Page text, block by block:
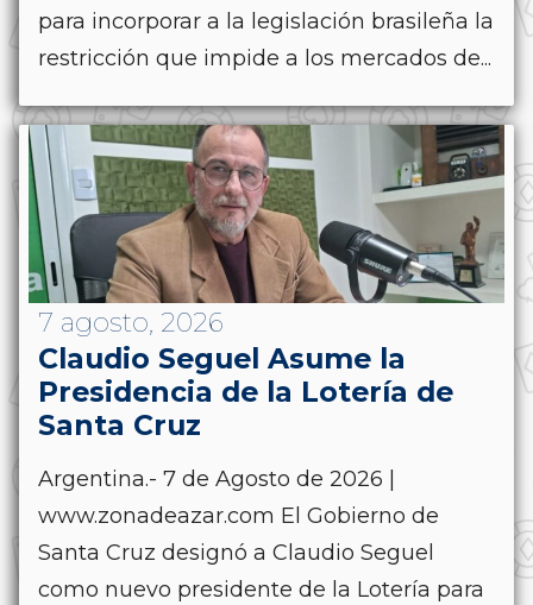
para incorporar a la legislación brasileña la
restricción que impide a los mercados de...
7 agosto, 2026
Claudio Seguel Asume la
Presidencia de la Lotería de
Santa Cruz
Argentina.- 7 de Agosto de 2026 |
www.zonadeazar.com El Gobierno de
Santa Cruz designó a Claudio Seguel
como nuevo presidente de la Lotería para